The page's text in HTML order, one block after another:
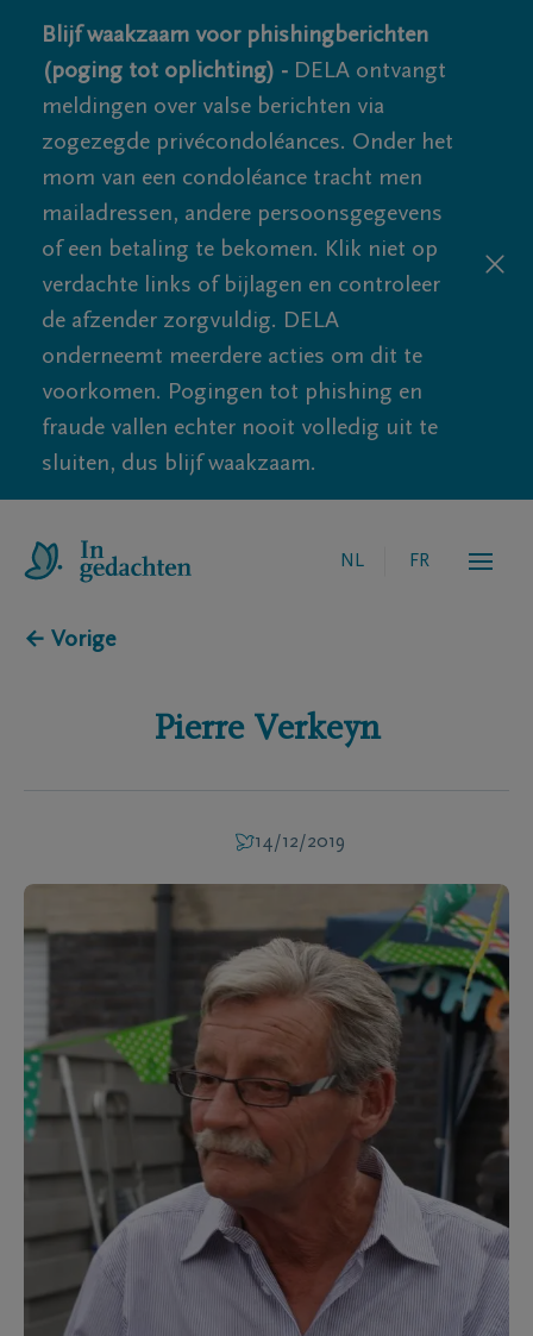
Blijf waakzaam voor phishingberichten
(poging tot oplichting) - DELA ontvangt
meldingen over valse berichten via
zogezegde privécondoléances. Onder het
mom van een condoléance tracht men
mailadressen, andere persoonsgegevens
of een betaling te bekomen. Klik niet op
verdachte links of bijlagen en controleer
de afzender zorgvuldig. DELA
onderneemt meerdere acties om dit te
voorkomen. Pogingen tot phishing en
fraude vallen echter nooit volledig uit te
sluiten, dus blijf waakzaam.
NL FR
← Vorige
Pierre Verkeyn
14/12/2019